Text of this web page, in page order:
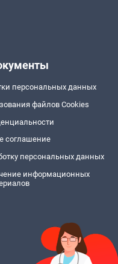
персональных данных
файлов Cookies
соглашение
персональных данных
информационных